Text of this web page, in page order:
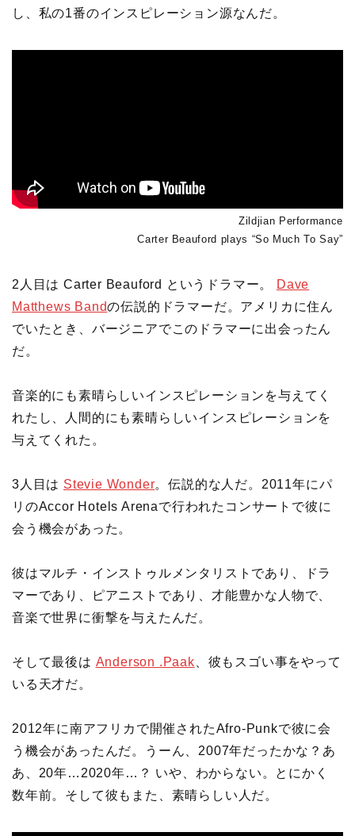
し、私の1番のインスピレーション源なんだ。
Zildjian Performance
Carter Beauford plays “So Much To Say”
2人目は Carter Beauford というドラマー。
Dave
Matthews Bandの伝説的ドラマーだ。アメリカに住ん
でいたとき、バージニアでこのドラマーに出会ったん
だ。
音楽的にも素晴らしいインスピレーションを与えてく
れたし、人間的にも素晴らしいインスピレーションを
与えてくれた。
3人目は Stevie Wonder。伝説的な人だ。2011年にパ
リのAccor Hotels Arenaで行われたコンサートで彼に
会う機会があった。
彼はマルチ・インストゥルメンタリストであり、ドラ
マーであり、ピアニストであり、才能豊かな人物で、
音楽で世界に衝撃を与えたんだ。
そして最後は Anderson .Paak 、彼もスゴい事をやって
いる天才だ。
2012年に南アフリカで開催されたAfro-Punkで彼に会
う機会があったんだ。うーん、2007年だったかな？あ
あ、20年…2020年…？ いや、わからない。とにかく
数年前。そして彼もまた、素晴らしい人だ。